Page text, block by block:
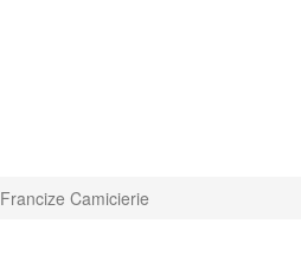
Francize Camicierie